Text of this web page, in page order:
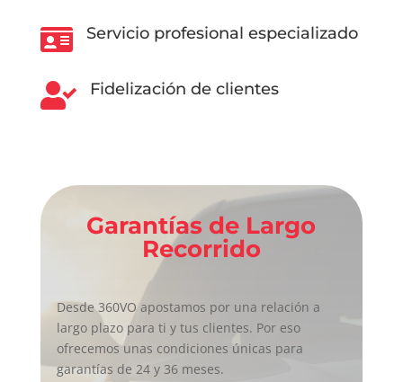
 Servicio profesional especializado
 Fidelización de clientes
Garantías de Largo
Recorrido
Desde 360VO apostamos por una relación a
largo plazo para ti y tus clientes. Por eso
ofrecemos unas condiciones únicas para
garantías de 24 y 36 meses.